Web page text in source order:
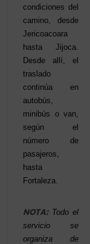
condiciones del
camino, desde
Jericoacoara
hasta Jijoca.
Desde allí, el
traslado
continúa en
autobús,
minibús o van,
según el
número de
pasajeros,
hasta
Fortaleza.
NOTA: Todo el
servicio se
organiza de